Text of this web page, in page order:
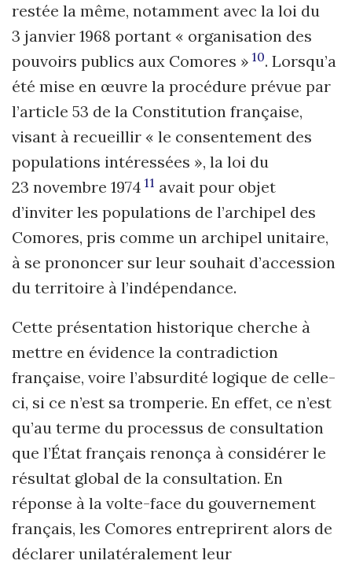
restée la même, notamment avec la loi du
3 janvier 1968 portant « organisation des
pouvoirs publics aux Comores » 10. Lorsqu’a
été mise en œuvre la procédure prévue par
l’article 53 de la Constitution française,
visant à recueillir « le consentement des
populations intéressées », la loi du
23 novembre 1974 11 avait pour objet
d’inviter les populations de l’archipel des
Comores, pris comme un archipel unitaire,
à se prononcer sur leur souhait d’accession
du territoire à l’indépendance.
Cette présentation historique cherche à
mettre en évidence la contradiction
française, voire l’absurdité logique de celle-
ci, si ce n’est sa tromperie. En effet, ce n’est
qu’au terme du processus de consultation
que l’État français renonça à considérer le
résultat global de la consultation. En
réponse à la volte-face du gouvernement
français, les Comores entreprirent alors de
déclarer unilatéralement leur